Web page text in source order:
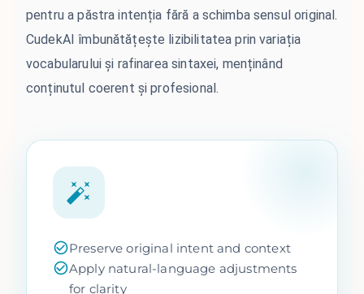
Preserve original intent and context
Apply natural-language adjustments
for clarity
pentru a păstra intenția fără a schimba sensul original.
CudekAI îmbunătățește lizibilitatea prin variația
vocabularului și rafinarea sintaxei, menținând
conținutul coerent și profesional.